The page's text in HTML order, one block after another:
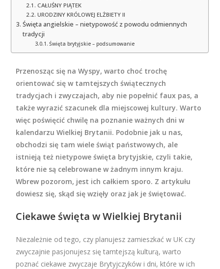
CAŁUŚNY PIĄTEK
URODZINY KRÓLOWEJ ELŻBIETY II
Święta angielskie – nietypowość z powodu odmiennych
tradycji
Święta brytyjskie – podsumowanie
Przenosząc się na Wyspy, warto choć trochę
orientować się w tamtejszych świątecznych
tradycjach i zwyczajach, aby nie popełnić faux pas, a
także wyrazić szacunek dla miejscowej kultury. Warto
więc poświęcić chwilę na poznanie ważnych dni w
kalendarzu Wielkiej Brytanii. Podobnie jak u nas,
obchodzi się tam wiele świąt państwowych, ale
istnieją też nietypowe święta brytyjskie, czyli takie,
które nie są celebrowane w żadnym innym kraju.
Wbrew pozorom, jest ich całkiem sporo. Z artykułu
dowiesz się, skąd się wzięły oraz jak je świętować.
Ciekawe święta w Wielkiej Brytanii
Niezależnie od tego, czy planujesz zamieszkać w UK czy
zwyczajnie pasjonujesz się tamtejszą kulturą, warto
poznać ciekawe zwyczaje Brytyjczyków i dni, które w ich